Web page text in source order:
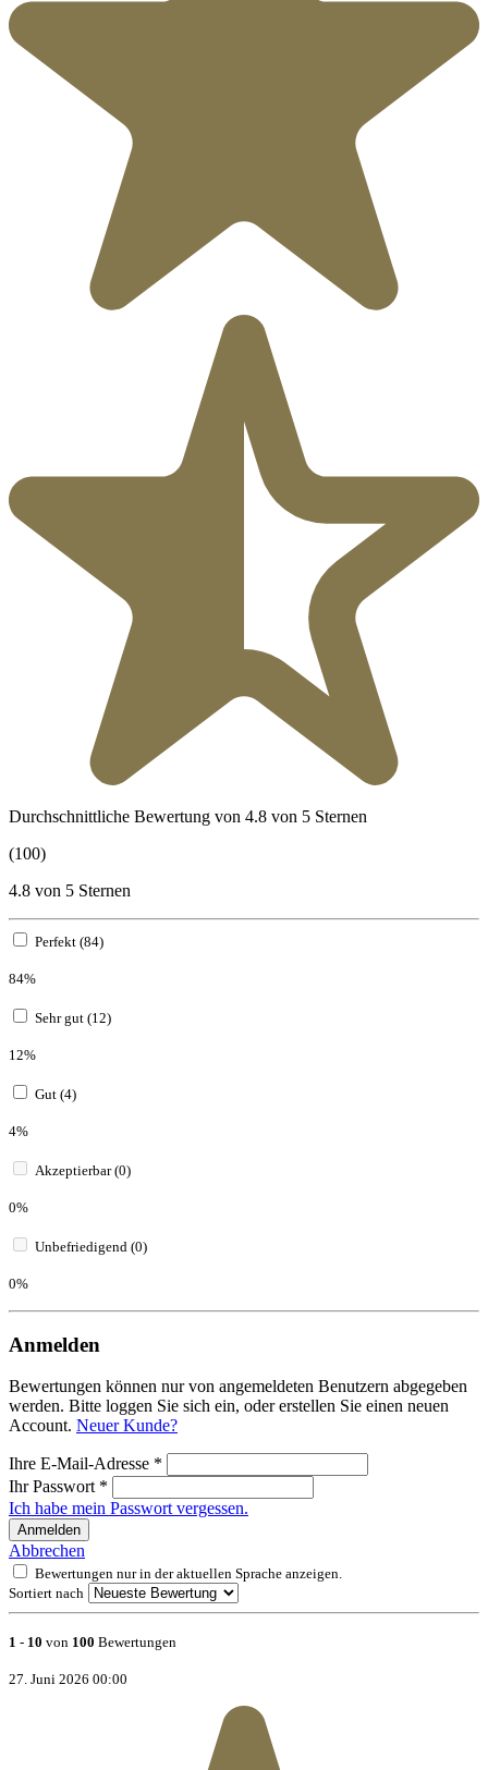
Durchschnittliche Bewertung von 4.8 von 5 Sternen
(100)
4.8 von 5 Sternen
Perfekt (84)
84%
Sehr gut (12)
12%
Gut (4)
4%
Akzeptierbar (0)
0%
Unbefriedigend (0)
0%
Anmelden
Bewertungen können nur von angemeldeten Benutzern abgegeben
werden. Bitte loggen Sie sich ein, oder erstellen Sie einen neuen
Account. Neuer Kunde?
Ihre E-Mail-Adresse *
Ihr Passwort *
Ich habe mein Passwort vergessen.
Anmelden
Abbrechen
Bewertungen nur in der aktuellen Sprache anzeigen.
Sortiert nach
1 - 10 von 100 Bewertungen
27. Juni 2026 00:00